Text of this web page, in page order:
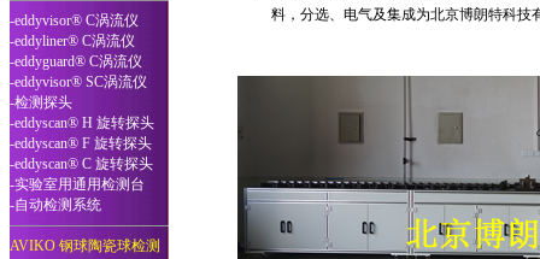
-eddyvisor® C涡流仪
-eddyliner® C涡流仪
-eddyguard® C涡流仪
-eddyvisor® SC涡流仪
-检测探头
-eddyscan® H 旋转探头
-eddyscan® F 旋转探头
-eddyscan® C 旋转探头
-实验室用通用检测台
-自动检测系统
AVIKO 钢球陶瓷球检测
料，分选、电气及集成为北京博朗特科技